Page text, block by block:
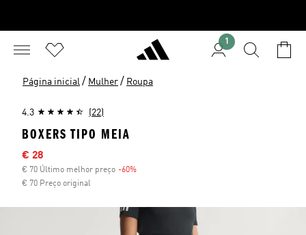
1
Página inicial / Mulher / Roupa
4.3 (22)
BOXERS TIPO MEIA
Preço com desconto
€ 28
€ 70 Último melhor preço -60%
€ 70 Preço original